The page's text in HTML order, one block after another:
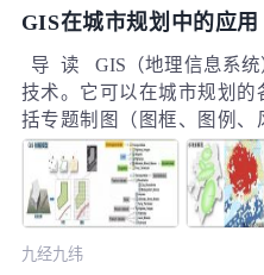
GIS在城市规划中的应用
导 读 GIS（地理信息系统
技术。它可以在城市规划
括专题制图（图框、图例
（现状容积率统计、城市用
术（三维场景模拟、地形
交通网络分析技术（交通
施优化布局分析、交通可达
间句法、空间格局分析）、
九经九纬